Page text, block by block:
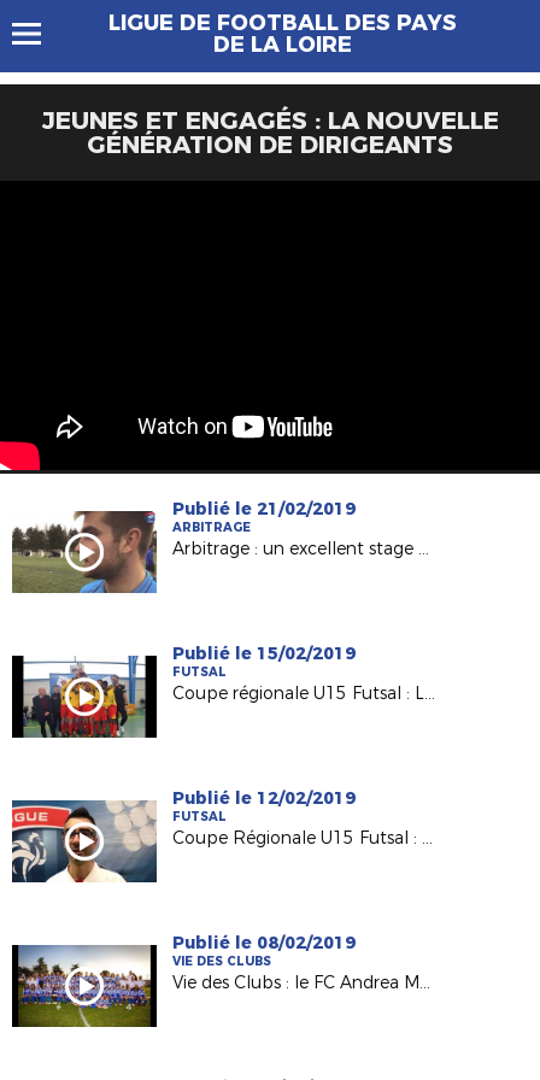
LIGUE DE FOOTBALL DES PAYS
DE LA LOIRE
JEUNES ET ENGAGÉS : LA NOUVELLE
GÉNÉRATION DE DIRIGEANTS
Publié le 21/02/2019
ARBITRAGE
Arbitrage : un excellent stage d'hiver à St Brévin !
Publié le 15/02/2019
FUTSAL
Coupe régionale U15 Futsal : Le Mans remporte le trophée !
Publié le 12/02/2019
FUTSAL
Coupe Régionale U15 Futsal : une première édition réussie !
Publié le 08/02/2019
VIE DES CLUBS
Vie des Clubs : le FC Andrea Macairois en mode "Coupe du Monde 2019"